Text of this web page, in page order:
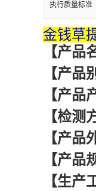
执行质量标准
金钱草
【产品
【产
【产
【检测
【产品
【产品
【生产